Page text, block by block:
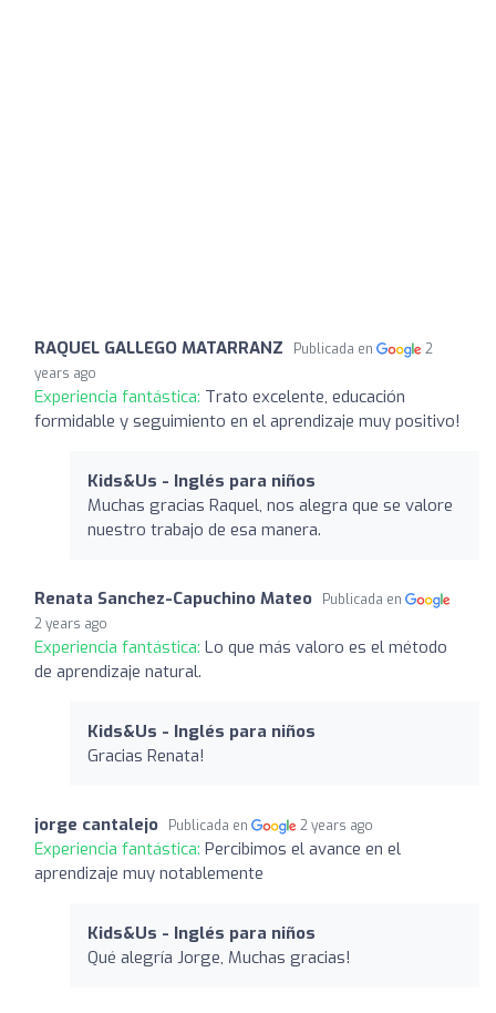
RAQUEL GALLEGO MATARRANZ Publicada en
2
years ago
Experiencia fantástica: Trato excelente, educación
formidable y seguimiento en el aprendizaje muy positivo!
Kids&Us - Inglés para niños
Muchas gracias Raquel, nos alegra que se valore
nuestro trabajo de esa manera.
Renata Sanchez-Capuchino Mateo
Publicada en
2 years ago
Experiencia fantástica: Lo que más valoro es el método
de aprendizaje natural.
Kids&Us - Inglés para niños
Gracias Renata!
jorge cantalejo Publicada en 2 years ago
Experiencia fantástica: Percibimos el avance en el
aprendizaje muy notablemente
Kids&Us - Inglés para niños
Qué alegría Jorge, Muchas gracias!